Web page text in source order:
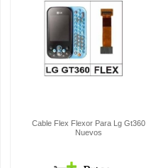
Cable Flex Flexor Para Lg Gt360
Nuevos